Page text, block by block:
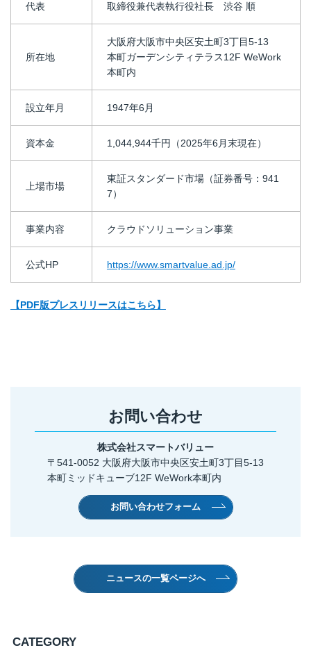
代表 取締役兼代表執行役社長 渋谷 順
所在地
大阪府大阪市中央区安土町3丁目5-13
本町ガーデンシティテラス12F WeWork
本町内
設立年月 1947年6月
資本金 1,044,944千円（2025年6月末現在）
上場市場
東証スタンダード市場（証券番号：941
7）
事業内容 クラウドソリューション事業
公式HP https://www.smartvalue.ad.jp/
【PDF版プレスリリースはこちら】
お問い合わせ
株式会社スマートバリュー
〒541-0052 大阪府大阪市中央区安土町3丁目5-13
本町ミッドキューブ12F WeWork本町内
お問い合わせフォーム
ニュースの一覧ページへ
CATEGORY